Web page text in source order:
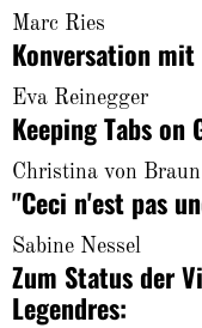
Marc Ries
Konversation
Eva Reinegger
Keeping Tabs on
Christina von Braun
"Ceci n'est pas
Sabine Nessel
Zum Status der
Legendres: